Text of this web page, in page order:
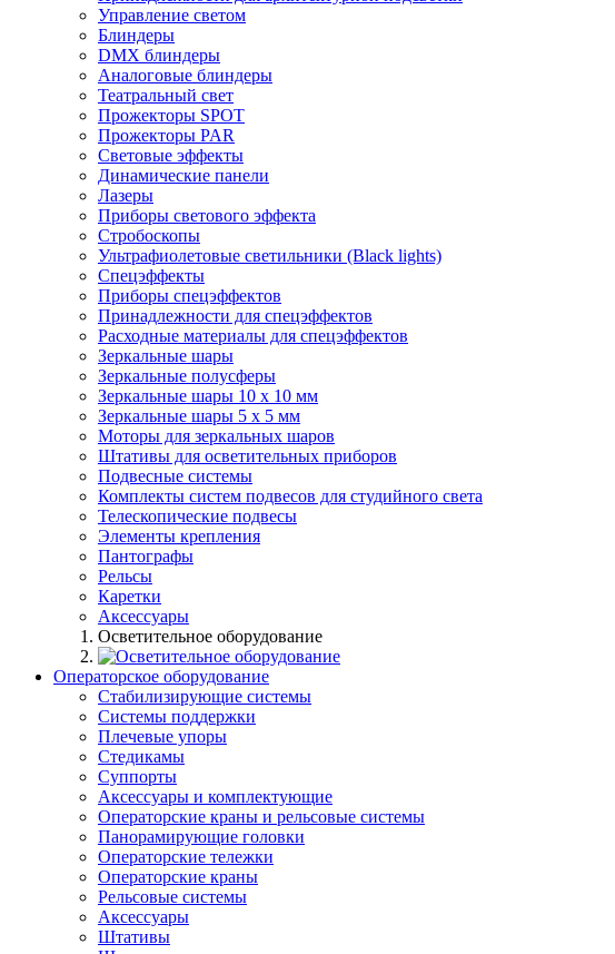
Управление светом
Блиндеры
DMX блиндеры
Аналоговые блиндеры
Театральный свет
Прожекторы SPOT
Прожекторы PAR
Световые эффекты
Динамические панели
Лазеры
Приборы светового эффекта
Стробоскопы
Ультрафиолетовые светильники (Black lights)
Спецэффекты
Приборы спецэффектов
Принадлежности для спецэффектов
Расходные материалы для спецэффектов
Зеркальные шары
Зеркальные полусферы
Зеркальные шары 10 х 10 мм
Зеркальные шары 5 х 5 мм
Моторы для зеркальных шаров
Штативы для осветительных приборов
Подвесные системы
Комплекты систем подвесов для студийного света
Телескопические подвесы
Элементы крепления
Пантографы
Рельсы
Каретки
Аксессуары
Осветительное оборудование
Операторское оборудование
Стабилизирующие системы
Системы поддержки
Плечевые упоры
Стедикамы
Суппорты
Аксессуары и комплектующие
Операторские краны и рельсовые системы
Панорамирующие головки
Операторские тележки
Операторские краны
Рельсовые системы
Аксессуары
Штативы